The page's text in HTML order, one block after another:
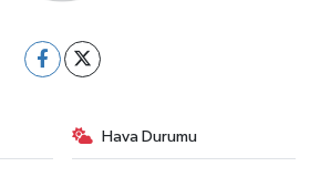
Hava Durumu